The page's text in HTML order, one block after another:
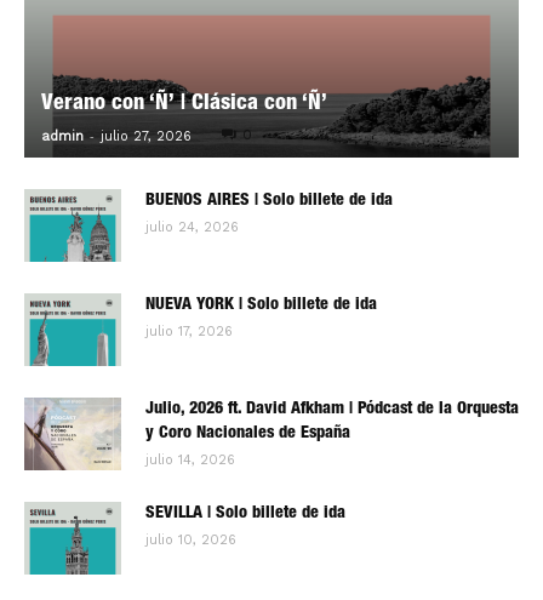
Verano con ‘Ñ’ | Clásica con ‘Ñ’
admin - julio 27, 2026 0
BUENOS AIRES | Solo billete de ida
julio 24, 2026
NUEVA YORK | Solo billete de ida
julio 17, 2026
Julio, 2026 ft. David Afkham | Pódcast de la Orquesta
y Coro Nacionales de España
julio 14, 2026
SEVILLA | Solo billete de ida
julio 10, 2026